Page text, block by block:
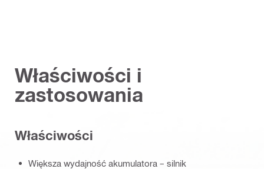
Właściwości i
zastosowania
Właściwości
Większa wydajność akumulatora – silnik